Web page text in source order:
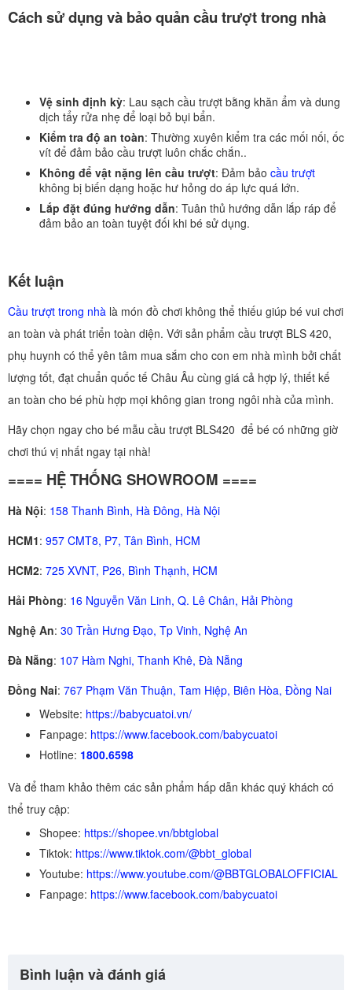
Cách sử dụng và bảo quản cầu trượt trong nhà
Vệ sinh định kỳ: Lau sạch cầu trượt bằng khăn ẩm và dung
dịch tẩy rửa nhẹ để loại bỏ bụi bẩn.
Kiểm tra độ an toàn: Thường xuyên kiểm tra các mối nối, ốc
vít để đảm bảo cầu trượt luôn chắc chắn..
Không để vật nặng lên cầu trượt: Đảm bảo cầu trượt
không bị biến dạng hoặc hư hỏng do áp lực quá lớn.
Lắp đặt đúng hướng dẫn: Tuân thủ hướng dẫn lắp ráp để
đảm bảo an toàn tuyệt đối khi bé sử dụng.
Kết luận
Cầu trượt trong nhà là món đồ chơi không thể thiếu giúp bé vui chơi
an toàn và phát triển toàn diện. Với sản phẩm cầu trượt BLS 420,
phụ huynh có thể yên tâm mua sắm cho con em nhà mình bởi chất
lượng tốt, đạt chuẩn quốc tế Châu Âu cùng giá cả hợp lý, thiết kế
an toàn cho bé phù hợp mọi không gian trong ngôi nhà của mình.
Hãy chọn ngay cho bé mẫu cầu trượt BLS420 để bé có những giờ
chơi thú vị nhất ngay tại nhà!
==== HỆ THỐNG SHOWROOM ====
Hà Nội: 158 Thanh Bình, Hà Đông, Hà Nội
HCM1: 957 CMT8, P7, Tân Bình, HCM
HCM2: 725 XVNT, P26, Bình Thạnh, HCM
Hải Phòng: 16 Nguyễn Văn Linh, Q. Lê Chân, Hải Phòng
Nghệ An: 30 Trần Hưng Đạo, Tp Vinh, Nghệ An
Đà Nẵng: 107 Hàm Nghi, Thanh Khê, Đà Nẵng
Đồng Nai: 767 Phạm Văn Thuận, Tam Hiệp, Biên Hòa, Đồng Nai
Website: https://babycuatoi.vn/
Fanpage: https://www.facebook.com/babycuatoi
Hotline: 1800.6598
Và để tham khảo thêm các sản phẩm hấp dẫn khác quý khách có
thể truy cập:
Shopee: https://shopee.vn/bbtglobal
Tiktok: https://www.tiktok.com/@bbt_global
Youtube: https://www.youtube.com/@BBTGLOBALOFFICIAL
Fanpage: https://www.facebook.com/babycuatoi
Bình luận và đánh giá